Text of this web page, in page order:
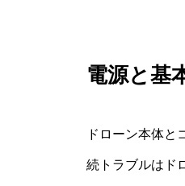
電源と基
ドローン本体と
続トラブルはド